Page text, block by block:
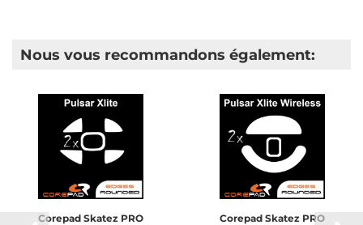
Nous vous recommandons également:
Corepad Skatez PRO
Corepad Skatez PRO